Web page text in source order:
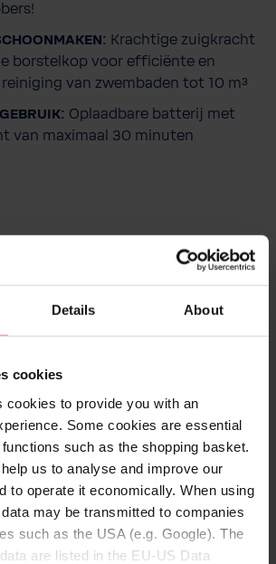
Details About
cookies
cookies to provide you with an
Some cookies are essential
such as the shopping basket.
us to analyse and improve our
to operate it economically. When using
may be transmitted to companies
such as the USA (e.g. Google). The
are listed in the EU-US Data
Krachtige zuigkracht
borstelkop voor efficiënte en
van zwembaden tot 10 m³
Oplaadbare batterij met
van maximaal 30 minuten
pakket voor uw
bent u goed voorbereid op het
De zwembadrobot neemt de
reiniging van uw zwembad
vuil of bladeren hebben verzameld
u deze met de
bijzonder gemakkelijk en